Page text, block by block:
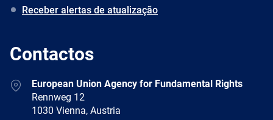
Receber alertas de atualização
Contactos
AddressEuropean Union Agency for Fundamental Rights
Rennweg 12
1030 Vienna, Austria